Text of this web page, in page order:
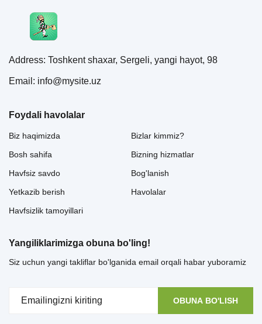
Address: Toshkent shaxar, Sergeli, yangi hayot, 98
Email: info@mysite.uz
Foydali havolalar
Biz haqimizda
Bosh sahifa
Havfsiz savdo
Yetkazib berish
Havfsizlik tamoyillari
Bizlar kimmiz?
Bizning hizmatlar
Bog'lanish
Havolalar
Yangiliklarimizga obuna bo'ling!
Siz uchun yangi takliflar bo'lganida email orqali habar yuboramiz
OBUNA BO'LISH